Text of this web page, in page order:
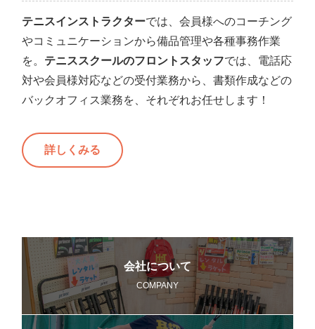
テニスインストラクターでは、会員様へのコーチング
やコミュニケーションから備品管理や各種事務作業
を。 テニススクールのフロントスタッフでは、電話応
対や会員様対応などの受付業務から、書類作成などの
バックオフィス業務を、それぞれお任せします！
詳しくみる
会社について
COMPANY